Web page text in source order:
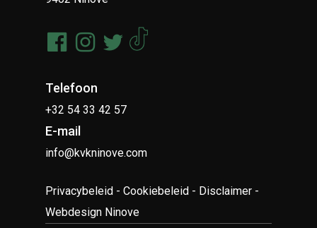
Telefoon
+32 54 33 42 57
E-mail
info@kvkninove.com
Privacybeleid -Cookiebeleid - Disclaimer -
Webdesign Ninove